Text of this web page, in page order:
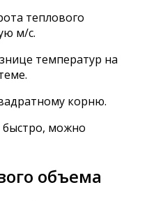
теплового
м/с.
температур на
корню.
быстро, можно
объема